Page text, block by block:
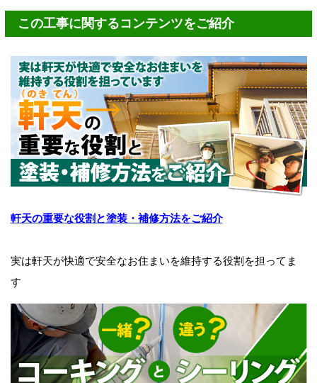
この工事に関するコンテンツをご紹介
軒天の重要な役割と塗装・補修方法をご紹介
実は軒天が快適で安全なお住まいを維持する役割を担ってま
す